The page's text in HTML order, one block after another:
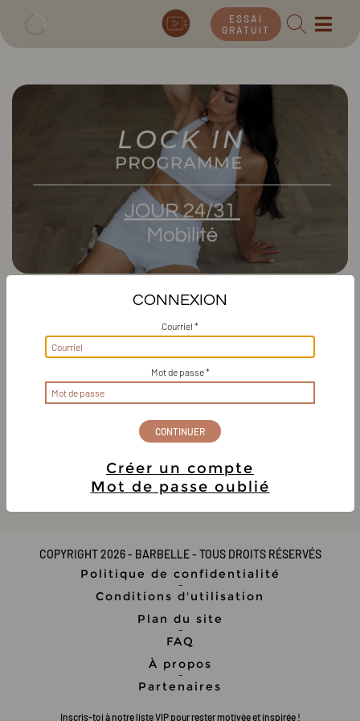
ESSAI
GRATUIT
PROGRAMME LOCK IN, JOUR 24 :
Mobilité
Anne-Marie
Intermédiaire
0-10 minutes
Zéro équipement
COPYRIGHT 2026 - BARBELLE - TOUS DROITS RÉSERVÉS
Politique de confidentialité
-
Conditions d'utilisation
Plan du site
-
FAQ
À propos
-
Partenaires
Inscris-toi à notre liste VIP pour rester motivée et inspirée !
CONNEXION
Courriel *
Mot de passe *
Créer un compte
Mot de passe oublié